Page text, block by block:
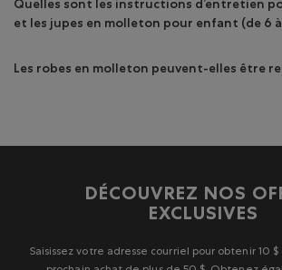
Quelles sont les instructions d’entretien
et les jupes en molleton pour enfant (de 6 à
Les robes en molleton peuvent-elles être
DÉCOUVREZ NOS
EXCLUSIVES
Saisissez votre adresse courriel pour obtenir 10